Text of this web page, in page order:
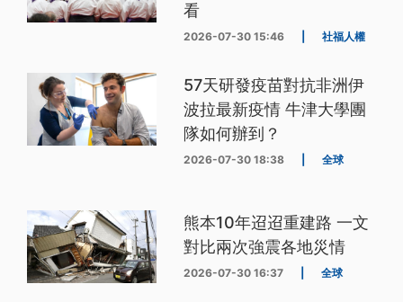
看
2026-07-30 15:46 社福人權
57天研發疫苗對抗非洲伊
波拉最新疫情 牛津大學團
隊如何辦到？
2026-07-30 18:38 全球
熊本10年迢迢重建路 一文
對比兩次強震各地災情
2026-07-30 16:37 全球